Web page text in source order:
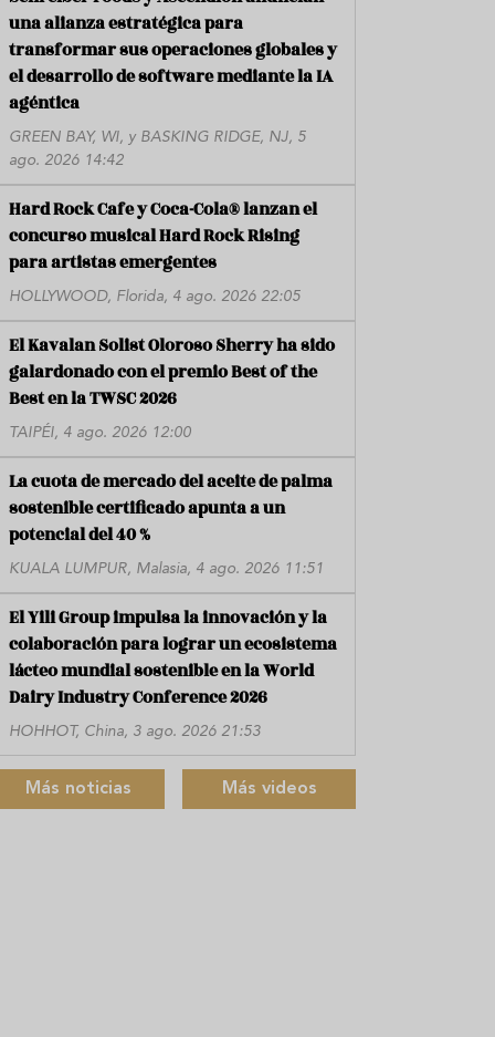
una alianza estratégica para
transformar sus operaciones globales y
el desarrollo de software mediante la IA
agéntica
GREEN BAY, WI, y BASKING RIDGE, NJ, 5
ago. 2026 14:42
Hard Rock Cafe y Coca-Cola® lanzan el
concurso musical Hard Rock Rising
para artistas emergentes
HOLLYWOOD, Florida, 4 ago. 2026 22:05
El Kavalan Solist Oloroso Sherry ha sido
galardonado con el premio Best of the
Best en la TWSC 2026
TAIPÉI, 4 ago. 2026 12:00
La cuota de mercado del aceite de palma
sostenible certificado apunta a un
potencial del 40 %
KUALA LUMPUR, Malasia, 4 ago. 2026 11:51
El Yili Group impulsa la innovación y la
colaboración para lograr un ecosistema
lácteo mundial sostenible en la World
Dairy Industry Conference 2026
HOHHOT, China, 3 ago. 2026 21:53
Más noticias Más videos